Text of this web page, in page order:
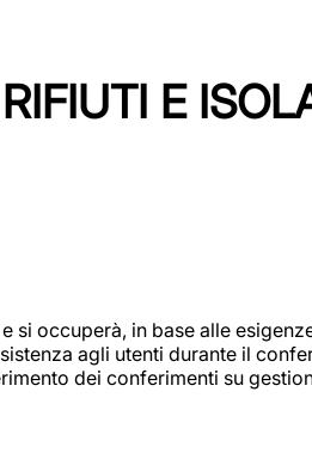
E
si occuperà, in base alle
agli utenti durante il
dei conferimenti su